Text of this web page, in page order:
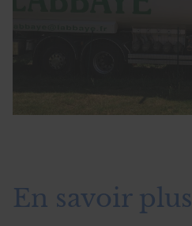
En savoir plus